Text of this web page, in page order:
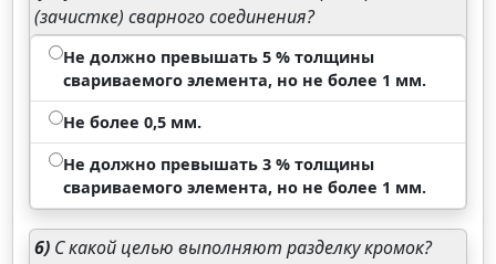
(зачистке) сварного соединения?
Не должно превышать 5 % толщины
свариваемого элемента, но не более 1 мм.
Не более 0,5 мм.
Не должно превышать 3 % толщины
свариваемого элемента, но не более 1 мм.
6) С какой целью выполняют разделку кромок?